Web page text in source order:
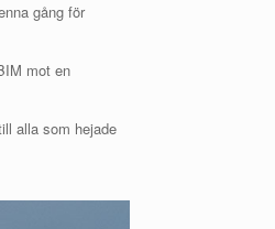
gång för
mot en
alla som hejade